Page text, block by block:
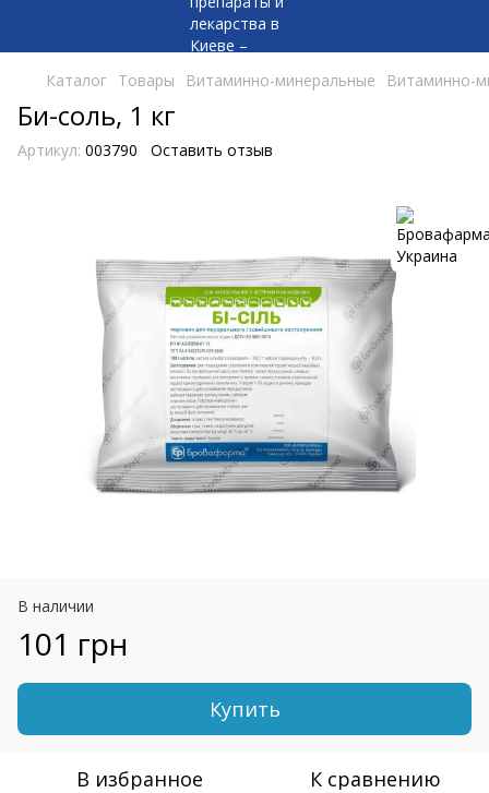
Каталог Товары Витаминно-минеральные Витаминно-
Би-соль, 1 кг
Артикул: 003790 Оставить отзыв
В наличии
101 грн
Купить
В избранное К сравнению